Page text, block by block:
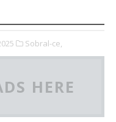
Sobral-ce,
HERE